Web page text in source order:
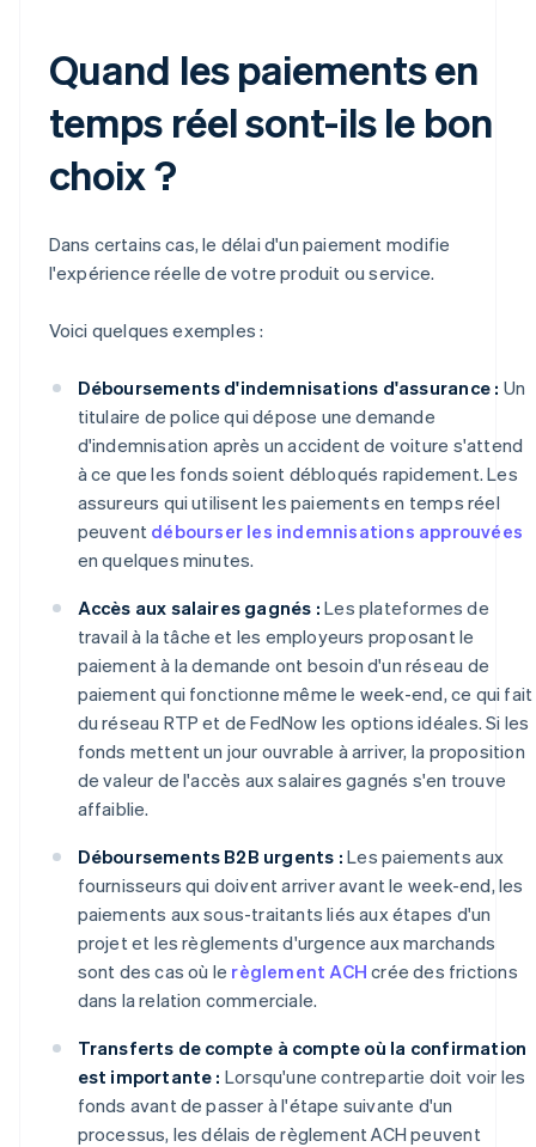
Quand les paiements en
temps réel sont-ils le bon
choix ?
Dans certains cas, le délai d'un paiement modifie
l'expérience réelle de votre produit ou service.
Voici quelques exemples :
Déboursements d'indemnisations d'assurance : Un
titulaire de police qui dépose une demande
d'indemnisation après un accident de voiture s'attend
à ce que les fonds soient débloqués rapidement. Les
assureurs qui utilisent les paiements en temps réel
peuvent débourser les indemnisations approuvées
en quelques minutes.
Accès aux salaires gagnés : Les plateformes de
travail à la tâche et les employeurs proposant le
paiement à la demande ont besoin d'un réseau de
paiement qui fonctionne même le week-end, ce qui fait
du réseau RTP et de FedNow les options idéales. Si les
fonds mettent un jour ouvrable à arriver, la proposition
de valeur de l'accès aux salaires gagnés s'en trouve
affaiblie.
Déboursements B2B urgents : Les paiements aux
fournisseurs qui doivent arriver avant le week-end, les
paiements aux sous-traitants liés aux étapes d'un
projet et les règlements d'urgence aux marchands
sont des cas où le règlement ACH crée des frictions
dans la relation commerciale.
Transferts de compte à compte où la confirmation
est importante : Lorsqu'une contrepartie doit voir les
fonds avant de passer à l'étape suivante d'un
processus, les délais de règlement ACH peuvent